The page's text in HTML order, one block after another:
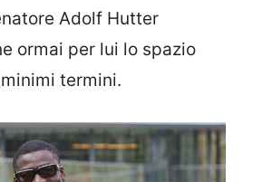
Adolf Hutter
ormai per lui lo spazio
termini.